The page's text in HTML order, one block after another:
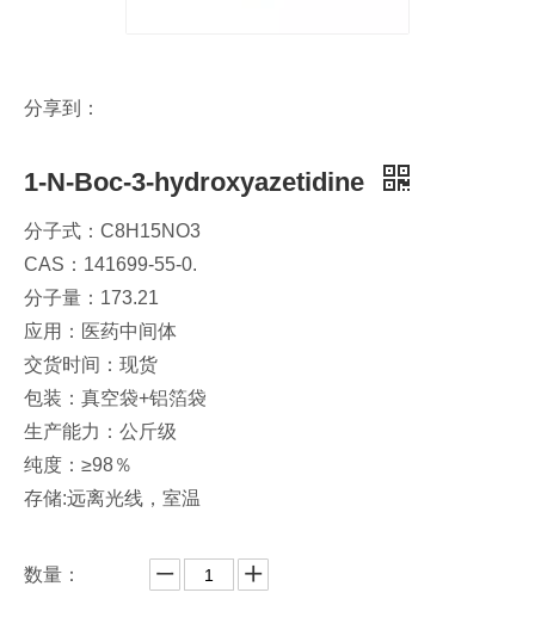
分享到：
1-N-Boc-3-hydroxyazetidine
分子式：C8H15NO3
CAS：141699-55-0.
分子量：173.21
应用：医药中间体
交货时间：现货
包装：真空袋+铝箔袋
生产能力：公斤级
纯度：≥98％
存储:远离光线，室温
数量：